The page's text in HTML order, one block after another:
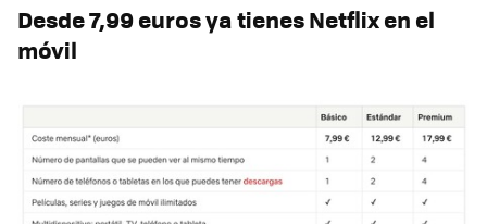
Desde 7,99 euros ya tienes Netflix en el
móvil